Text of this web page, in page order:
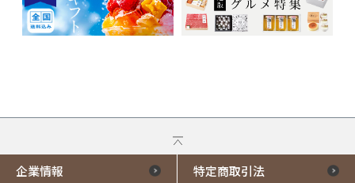
企業情報 特定商取引法